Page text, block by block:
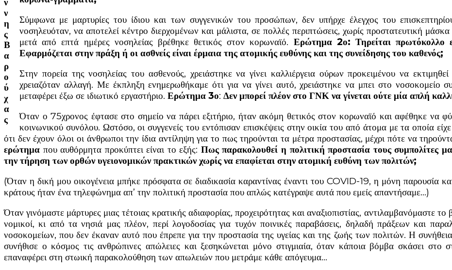
ν
η
ς
Β
α
ρ
ο
ύ
χ
α
ς
Σύμφωνα με μαρτυρίες του ίδιου και των συγγενικών του προσώπων, δεν υπήρχε έλεγχος του
νοσηλευόταν, να αποτελεί κέντρο διερχομένων και μάλιστα, σε πολλές περιπτώσεις, χωρίς προστατευτική
μετά από επτά ημέρες νοσηλείας βρέθηκε θετικός στον κορωναϊό. Ερώτημα 2ο: Τηρείται πρωτόκολλο
Εφαρμόζεται στην πράξη ή οι ασθνείς είναι έρμαια της ατομικής ευθύνης και της συνείδησης του καθενός;
Στην πορεία της νοσηλείας του ασθενούς, χρειάστηκε να γίνει καλλιέργεια ούρων προκειμένου να
χρειαζόταν αλλαγή. Με έκπληξη ενημερωθήκαμε ότι για να γίνει αυτό, χρειάστηκε να μπει στο νοσοκομείο
μεταφέρει έξω σε ιδιωτικό εργαστήριο. Ερώτημα 3ο: Δεν μπορεί πλέον στο ΓΝΚ να γίνεται ούτε μία απλή
Όταν ο 75χρονος έφτασε στο σημείο να πάρει εξιτήριο, ήταν ακόμη θετικός στον κορωναϊό και αφέθηκε να
κοινωνικού συνόλου. Ωστόσο, οι συγγενείς του εντόπισαν επισκέψεις στην οικία του από άτομα με τα οποία
ότι δεν έχουν όλοι οι άνθρωποι την ίδια αντίληψη για το πως τηρούνται τα μέτρα προστασίας, μέχρι πότε να
ερώτημα που αυθόρμητα προκύπτει είναι το εξής: Πως παρακολουθεί η πολιτική προστασία τους συμπολίτες
την τήρηση των ορθών υγειονομικών πρακτικών χωρίς να επαφίεται στην ατομική ευθύνη των πολιτών;
(Όταν η δική μου οικογένεια μπήκε πρόσφατα σε διαδικασία καραντίνας έναντι του COVID-19, η μόνη παρουσία
κράτους ήταν ένα τηλεφώνημα απ’ την πολιτική προστασία που απλώς κατέγραψε αυτά που εμείς απαντήσαμε…)
Όταν γινόμαστε μάρτυρες μιας τέτοιας κρατικής αδιαφορίας, προχειρότητας και αναξιοπιστίας, αντιλαμβανόμαστε
νομικοί, κι από τα νησιά μας πλέον, περί λογοδοσίας για τυχόν ποινικές παραβάσεις, δηλαδή πράξεων και
νοσοκομείων, που δεν έκαναν αυτό που έπρεπε για την προστασία της υγείας και της ζωής των πολιτών. Η
συνήθισε ο κόσμος τις ανθρώπινες απώλειες και ξεσηκώνεται μόνο στιγμιαία, όταν κάποια βόμβα σκάσει στο
επαναφέρει στη στωική παρακολούθηση των απωλειών που μετράμε κάθε απόγευμα…